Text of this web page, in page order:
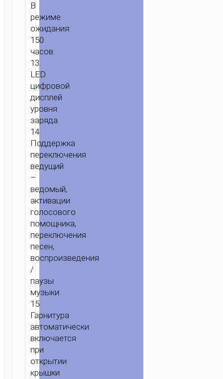
В
режиме
ожидания:
150
часов.
13.
LED
цифровой
дисплей
уровня
заряда.
14.
Поддержка
переключения
ведущий
–
ведомый,
активации
голосового
помощника,
переключения
песен,
воспроизведения
/
паузы
музыки.
15.
Гарнитура
автоматически
включается
при
открытии
крышки